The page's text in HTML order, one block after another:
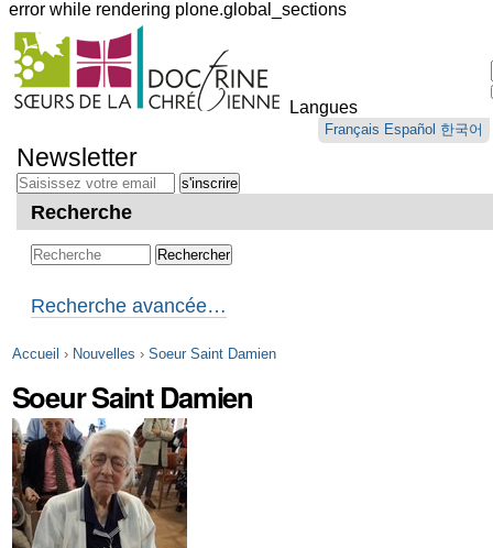
error while rendering plone.global_sections
Outils
personnels
Langues
Français Español 한국어
au
contenu.
Aller
navigation
Newsletter
Recherche
Recherche avancée…
Accueil › Nouvelles › Soeur Saint Damien
Soeur Saint Damien